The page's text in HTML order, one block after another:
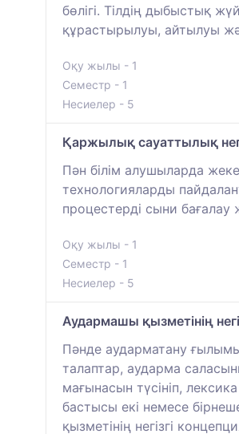
бөлігі. Тілдің дыбыстық
құрастырылуы, айтылуы
Оқу жылы - 1
Семестр - 1
Несиелер - 5
Қаржылық сауаттылық
Пән білім алушыларда
технологияларды
процестерді сыни бағалау
Оқу жылы - 1
Семестр - 1
Несиелер - 5
Аудармашы қызметінің
Пәнде аударматану
талаптар, аударма
мағынасын түсініп,
бастысы екі немесе
қызметінің негізгі